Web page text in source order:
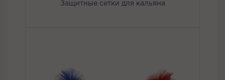
Защитные сетки для кальяна